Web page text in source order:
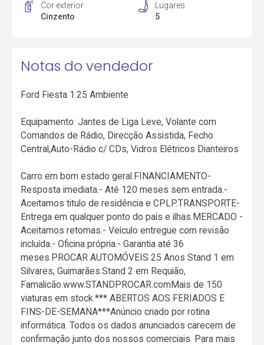
Cor exterior
Cinzento
Lugares
5
Notas do vendedor
Ford Fiesta 1.25 Ambiente
Equipamento: Jantes de Liga Leve, Volante com
Comandos de Rádio, Direcção Assistida, Fecho
Central,Auto-Rádio c/ CDs, Vidros Elétricos Dianteiros
Carro em bom estado geral.FINANCIAMENTO-
Resposta imediata.- Até 120 meses sem entrada.-
Aceitamos titulo de residência e CPLP.TRANSPORTE-
Entrega em qualquer ponto do país e ilhas.MERCADO -
Aceitamos retomas.- Veículo entregue com revisão
incluída.- Oficina própria.- Garantia até 36
meses.PROCAR AUTOMÓVEIS 25 Anos Stand 1 em
Silvares, Guimarães.Stand 2 em Requião,
Famalicão.www.STANDPROCAR.comMais de 150
viaturas em stock.*** ABERTOS AOS FERIADOS E
FINS-DE-SEMANA***Anúncio criado por rotina
informática. Todos os dados anunciados carecem de
confirmação junto dos nossos comerciais. Para mais